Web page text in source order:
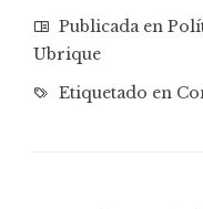
Publicada en
Ubrique
Etiquetado en